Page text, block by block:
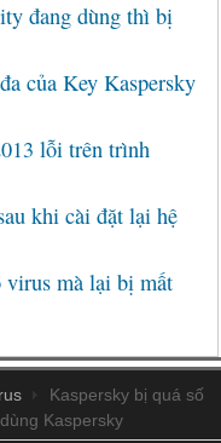
đang dùng thì bị
của Key Kaspersky
lỗi trên trình
khi cài đặt lại hệ
virus mà lại bị mất
Kaspersky bị quá số
Kaspersky